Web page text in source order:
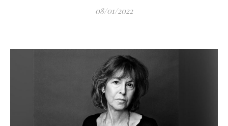
08/01/2022